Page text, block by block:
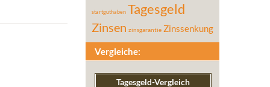
startguthaben Tagesgeld
Zinsen zinsgarantie Zinssenkung
Vergleiche:
Tagesgeld-Vergleich